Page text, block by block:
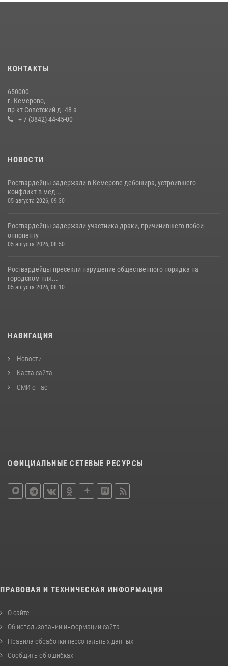
20 июля 2026, 08:52
гипермаркета товары на 13 тысяч рублей (ВИДЕО)
16 июля 2026, 06:43
КОНТАКТЫ
650000
г. Кемерово,
пр-кт Советский д. 48 а
+ 7 (3842) 44-45-00
НОВОСТИ
Росгвардейцы задержали в Кемерове дебошира, устроившего
конфликт в мед...
05 августа 2026, 09:30
Росгвардейцы задержали участника драки, причинившего побои
оппоненту
05 августа 2026, 08:50
Росгвардейцы пресекли нарушение общественного порядка на
городском пля...
05 августа 2026, 08:10
НАВИГАЦИЯ
Новости
Карта сайта
СМИ о нас
ОФИЦИАЛЬНЫЕ СЕТЕВЫЕ РЕСУРСЫ
ПРАВОВАЯ И ТЕХНИЧЕСКАЯ ИНФОРМАЦИЯ
О сайте
Об использовании информации сайта
Правила обработки персональных данных
Сообщить об ошибках